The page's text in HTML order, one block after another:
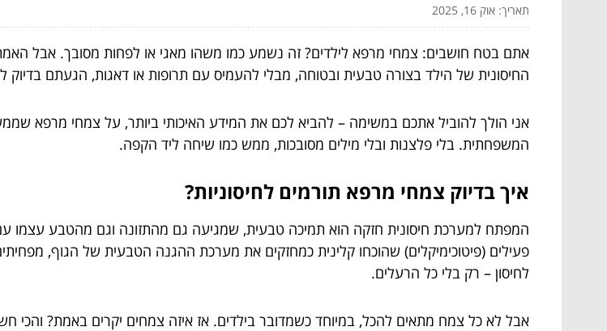
תאריך: אוק 16, 2025
אתם בטח חושבים: צמחי מרפא לילדים? זה נשמע כמו משהו מאגי או לפחות מסובך. אבל
החיסונית של הילד בצורה טבעית ובטוחה, מבלי להעמיס עם תרופות או דאגות, הגעתם בדיוק
אני הולך להוביל אתכם במשימה – להביא לכם את המידע האיכותי ביותר, על צמחי מרפא
המשפחתית. בלי פלצנות ובלי מילים מסובכות, ממש כמו שיחה ליד הקפה.
איך בדיוק צמחי מרפא תורמים לחיסוניות?
המפתח למערכת חיסונית חזקה הוא תמיכה טבעית, שמגיעה גם מהתזונה וגם מהטבע עצמו
פעילים (פיטוכימיקלים) שהוכחו קלינית כמחזקים את מערכת ההגנה הטבעית של הגוף,
לחיסון – רק בלי כל הרעלים.
אבל לא כל צמח מתאים להכל, במיוחד כשמדובר בילדים. אז איזה צמחים יקרים באמת? והכי